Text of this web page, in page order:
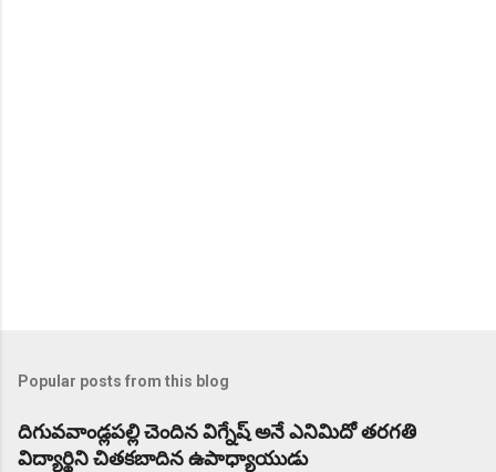
Popular posts from this blog
దిగువవాండ్లపల్లి చెందిన విగ్నేష్ అనే ఎనిమిదో తరగతి
విద్యార్థిని చితకబాదిన ఉపాధ్యాయుడు